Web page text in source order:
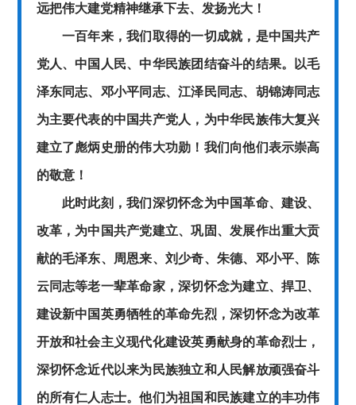
远把伟大建党精神继承下去、发扬光大！
一百年来，我们取得的一切成就，是中国共产
党人、中国人民、中华民族团结奋斗的结果。以毛
泽东同志、邓小平同志、江泽民同志、胡锦涛同志
为主要代表的中国共产党人，为中华民族伟大复兴
建立了彪炳史册的伟大功勋！我们向他们表示崇高
的敬意！
此时此刻，我们深切怀念为中国革命、建设、
改革，为中国共产党建立、巩固、发展作出重大贡
献的毛泽东、周恩来、刘少奇、朱德、邓小平、陈
云同志等老一辈革命家，深切怀念为建立、捍卫、
建设新中国英勇牺牲的革命先烈，深切怀念为改革
开放和社会主义现代化建设英勇献身的革命烈士，
深切怀念近代以来为民族独立和人民解放顽强奋斗
的所有仁人志士。他们为祖国和民族建立的丰功伟